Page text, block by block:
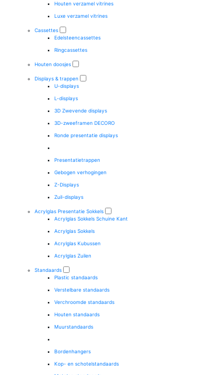
Houten verzamel vitrines
Luxe verzamel vitrines
Cassettes
Edelsteencassettes
Ringcassettes
Houten doosjes
Displays & trappen
U-displays
L-displays
3D Zwevende displays
3D-zweeframen DECORO
Ronde presentatie displays
Presentatietrappen
Gebogen verhogingen
Z-Displays
Zuil-displays
Acrylglas Presentatie Sokkels
Acrylglas Sokkels Schuine Kant
Acrylglas Sokkels
Acrylglas Kubussen
Acrylglas Zuilen
Standaards
Plastic standaards
Verstelbare standaards
Verchroomde standaards
Houten standaards
Muurstandaards
Bordenhangers
Kop- en schotelstandaards